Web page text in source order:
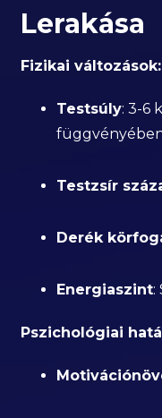
Lerakása
Fizikai változások:
Testsúly: 3-6
Testzsír
Derék
Energiaszint:
Pszichológiai